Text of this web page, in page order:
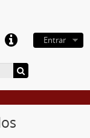
Entrar